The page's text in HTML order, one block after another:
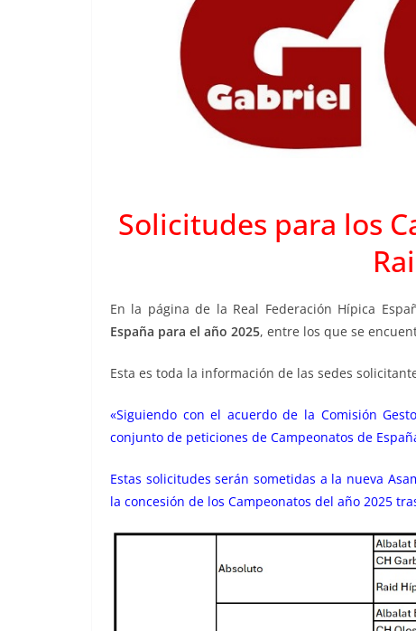
Solicitudes para los
En la página de la Real Federación Hípica
España para el año 2025, entre los que se
Esta es toda la información de las sedes
«Siguiendo con el acuerdo de la Comisión
conjunto de peticiones de Campeonatos de
Estas solicitudes serán sometidas a la nueva
la concesión de los Campeonatos del año 2025